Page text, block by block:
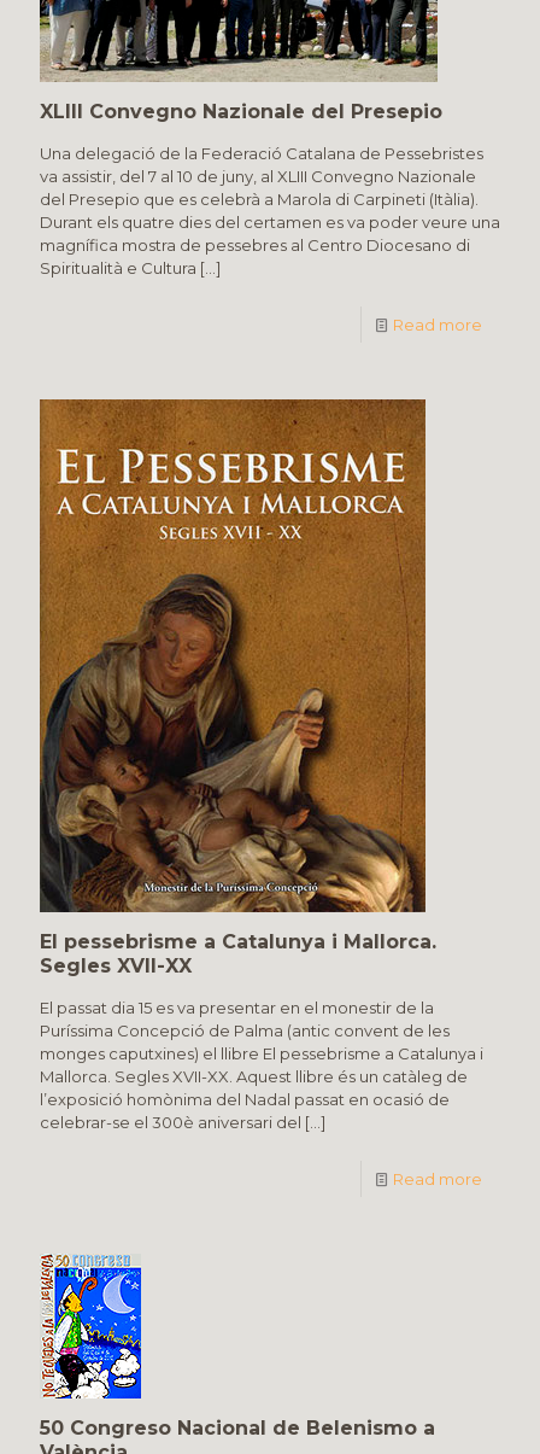
XLIII Convegno Nazionale del Presepio
Una delegació de la Federació Catalana de Pessebristes
va assistir, del 7 al 10 de juny, al XLIII Convegno Nazionale
del Presepio que es celebrà a Marola di Carpineti (Itàlia).
Durant els quatre dies del certamen es va poder veure una
magnífica mostra de pessebres al Centro Diocesano di
Spiritualità e Cultura […]
Read more
El pessebrisme a Catalunya i Mallorca.
Segles XVII-XX
El passat dia 15 es va presentar en el monestir de la
Puríssima Concepció de Palma (antic convent de les
monges caputxines) el llibre El pessebrisme a Catalunya i
Mallorca. Segles XVII-XX. Aquest llibre és un catàleg de
l’exposició homònima del Nadal passat en ocasió de
celebrar-se el 300è aniversari del […]
Read more
50 Congreso Nacional de Belenismo a